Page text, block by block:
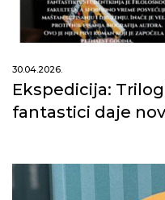
30.04.2026.
Ekspedicija:
fantastici daje